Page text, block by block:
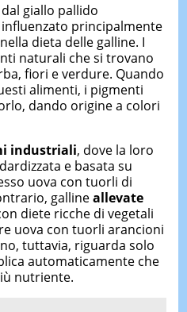
dal giallo pallido
influenzato principalmente
dieta delle galline. I
naturali che si trovano
fiori e verdure. Quando
alimenti, i pigmenti
dando origine a colori
industriali, dove la loro
e basata su
uova con tuorli di
gallineallevate
diete ricche di vegetali
uova con tuorli arancioni
tuttavia, riguarda solo
automaticamente che
nutriente.